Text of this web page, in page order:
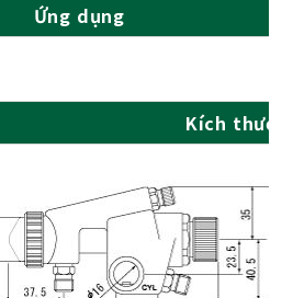
Ứng dụng
Kích